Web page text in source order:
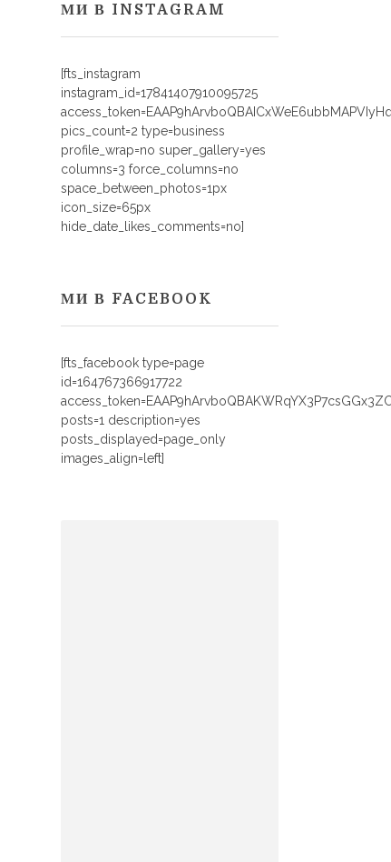
МИ В INSTAGRAM
[fts_instagram
instagram_id=17841407910095725
pics_count=2 type=business
profile_wrap=no super_gallery=yes
columns=3 force_columns=no
space_between_photos=1px
icon_size=65px
hide_date_likes_comments=no]
МИ В FACEBOOK
[fts_facebook type=page
id=164767366917722
posts=1 description=yes
posts_displayed=page_only
images_align=left]